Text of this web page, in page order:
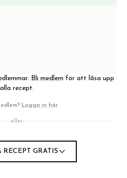
Bli medlem för att låsa upp
alla recept.
Logga in här
eller
RECEPT GRATIS